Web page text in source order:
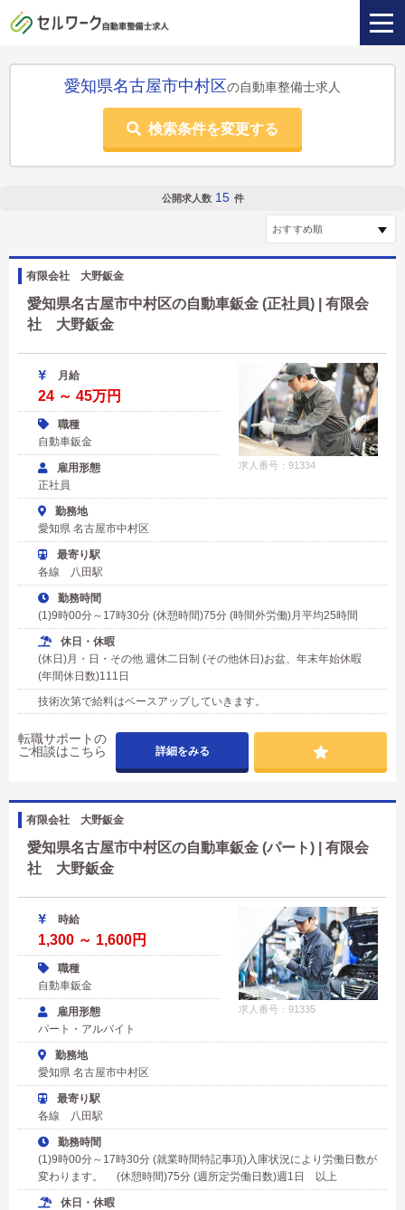
愛知県名古屋市中村区の自動車整備士求人
検索条件を変更する
公開求人数 15 件
有限会社 大野鈑金
愛知県名古屋市中村区の自動車鈑金 (正社員) | 有限会
社 大野鈑金
求人番号：91334
月給
24 ～ 45万円
職種
自動車鈑金
雇用形態
正社員
勤務地
愛知県 名古屋市中村区
最寄り駅
各線 八田駅
勤務時間
(1)9時00分～17時30分 (休憩時間)75分 (時間外労働)月平均25時間
休日・休暇
(休日)月・日・その他 週休二日制 (その他休日)お盆、年末年始休暇
(年間休日数)111日
技術次第で給料はベースアップしていきます。
転職サポートの
ご相談はこちら
詳細をみる
有限会社 大野鈑金
愛知県名古屋市中村区の自動車鈑金 (パート) | 有限会
社 大野鈑金
求人番号：91335
時給
1,300 ～ 1,600円
職種
自動車鈑金
雇用形態
パート・アルバイト
勤務地
愛知県 名古屋市中村区
最寄り駅
各線 八田駅
勤務時間
(1)9時00分～17時30分 (就業時間特記事項)入庫状況により労働日数が
変わります。 (休憩時間)75分 (週所定労働日数)週1日 以上
休日・休暇